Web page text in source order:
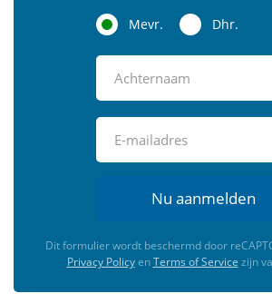
Mevr. Dhr.
Nu aanmelden
Dit formulier wordt beschermd door
Privacy PolicyenTerms of Service zijn